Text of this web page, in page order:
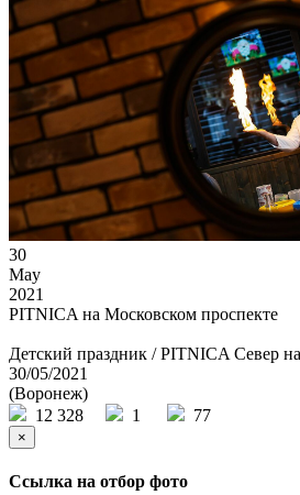
30
May
2021
PITNICA на Московском проспекте
Детский праздник / PITNICA Север
30/05/2021
(Воронеж)
12 328
1 77
×
Ссылка на отбор фото